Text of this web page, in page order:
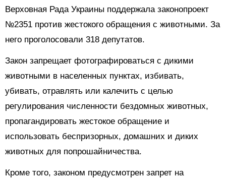
Верховная Рада Украины поддержала законопроект
№2351 против жестокого обращения с животными. За
него проголосовали 318 депутатов.
Закон запрещает фотографироваться с дикими
животными в населенных пунктах, избивать,
убивать, отравлять или калечить с целью
регулирования численности бездомных животных,
пропагандировать жестокое обращение и
использовать беспризорных, домашних и диких
животных для попрошайничества.
Кроме того, законом предусмотрен запрет на